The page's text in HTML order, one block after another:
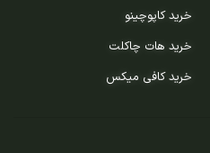
خرید کاپوچینو
خرید هات چاکلت
خرید کافی میکس